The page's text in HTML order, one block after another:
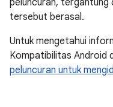
peluncuran, tergantung
tersebut berasal.
Untuk mengetahui
Kompatibilitas Android
peluncuran untuk